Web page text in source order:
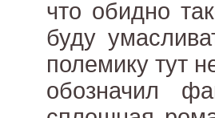
что обидно
буду
полемику тут
обозначил